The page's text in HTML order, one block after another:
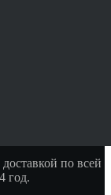
по всей
год.